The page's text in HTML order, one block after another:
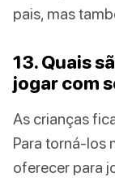
pais, mas
13. Quais
jogar com
As crianças
Para torná-los
oferecer para